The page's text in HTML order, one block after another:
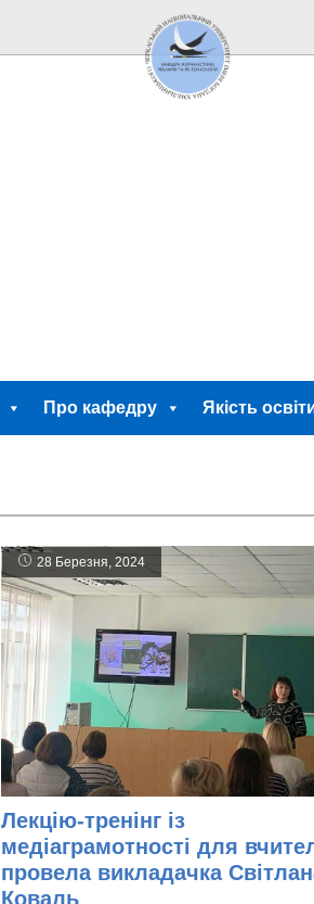
Про кафедру Якість
28 Березня, 2024
Лекцію-тренінг із
медіаграмотності для
провела викладачка
Коваль